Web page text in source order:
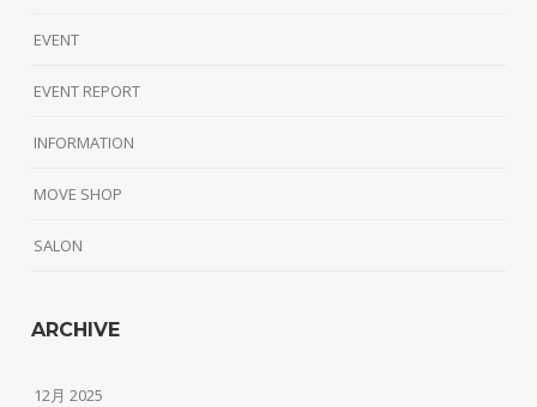
EVENT
EVENT REPORT
INFORMATION
MOVE SHOP
SALON
ARCHIVE
12月 2025